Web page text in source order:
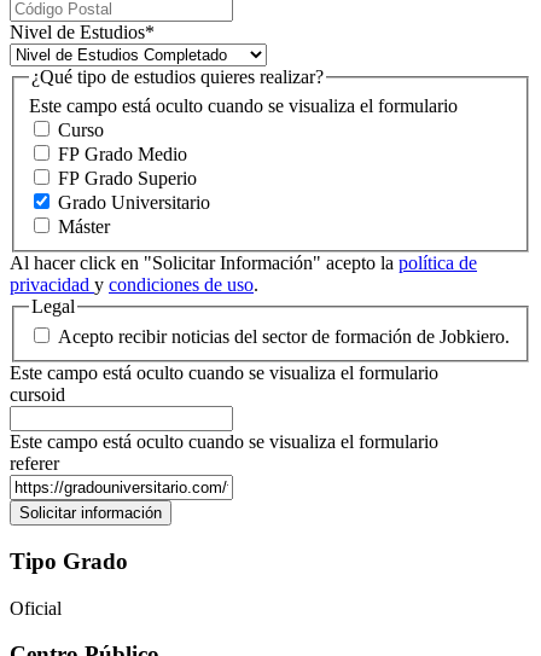
Nivel de Estudios*
Este campo está oculto cuando se visualiza el formulario
¿Qué tipo de estudios quieres realizar?
Curso
FP Grado Medio
FP Grado Superio
Grado Universitario
Máster
Al hacer click en "Solicitar Información" acepto la política de
privacidad y condiciones de uso.
Legal
Acepto recibir noticias del sector de formación de Jobkiero.
Este campo está oculto cuando se visualiza el formulario
cursoid
Este campo está oculto cuando se visualiza el formulario
referer
Tipo Grado
Oficial